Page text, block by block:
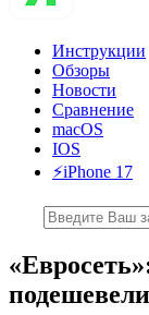
Инструкции
Обзоры
Новости
Сравнение
macOS
IOS
⚡️iPhone 17